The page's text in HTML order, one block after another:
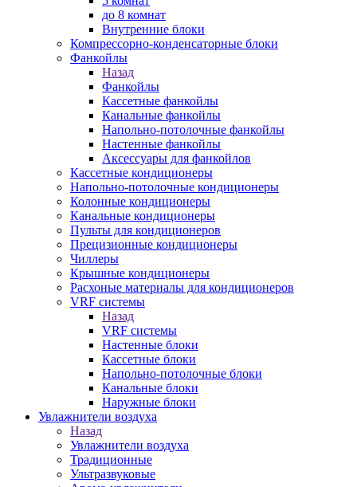
до 8 комнат
Внутренние блоки
Компрессорно-конденсаторные блоки
Фанкойлы
Назад
Фанкойлы
Кассетные фанкойлы
Канальные фанкойлы
Напольно-потолочные фанкойлы
Настенные фанкойлы
Аксессуары для фанкойлов
Кассетные кондиционеры
Напольно-потолочные кондиционеры
Колонные кондиционеры
Канальные кондиционеры
Пульты для кондиционеров
Прецизионные кондиционеры
Чиллеры
Крышные кондиционеры
Расхоные материалы для кондиционеров
VRF системы
Назад
VRF системы
Настенные блоки
Кассетные блоки
Напольно-потолочные блоки
Канальные блоки
Наружные блоки
Увлажнители воздуха
Назад
Увлажнители воздуха
Традиционные
Ультразвуковые